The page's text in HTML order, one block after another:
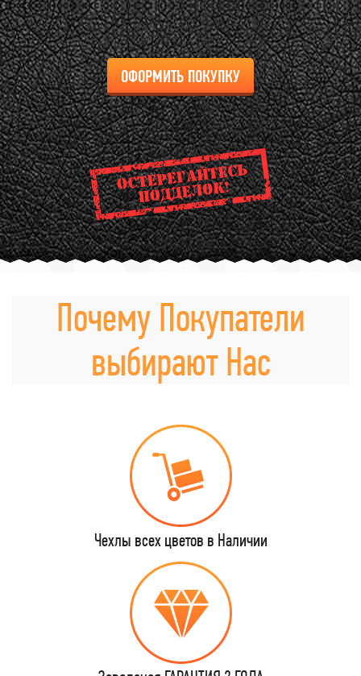
ОФОРМИТЬ ПОКУПКУ
Почему Покупатели
выбирают Нас
Чехлы всех цветов в Наличии